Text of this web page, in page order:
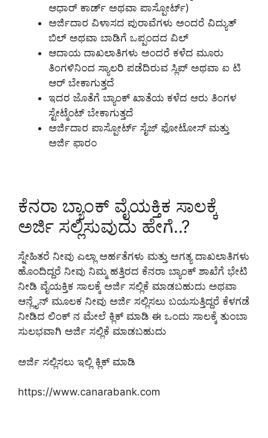
ಆಧಾರ್ ಕಾರ್ಡ್ ಅಥವಾ ಪಾಸ್ಪೋರ್ಟ್)
ಅರ್ಜಿದಾರ ವಿಳಾಸದ ಪುರಾವೆಗಳು ಅಂದರೆ ವಿದ್ಯುತ್
ಬಿಲ್ ಅಥವಾ ಬಾಡಿಗೆ ಒಪ್ಪಂದದ ವಿಲ್
ಆದಾಯ ದಾಖಲಾತಿಗಳು ಅಂದರೆ ಕಳೆದ ಮೂರು
ತಿಂಗಳಿನಿಂದ ಸ್ಯಾಲರಿ ಪಡೆದಿರುವ ಸ್ಲಿಪ್ ಅಥವಾ ಐ ಟಿ
ಆರ್ ಬೇಕಾಗುತ್ತದೆ
ಇದರ ಜೊತೆಗೆ ಬ್ಯಾಂಕ್ ಖಾತೆಯ ಕಳೆದ ಆರು ತಿಂಗಳ
ಸ್ಟೇಟ್ಮೆಂಟ್ ಬೇಕಾಗುತ್ತದೆ
ಅರ್ಜಿದಾರ ಪಾಸ್ಪೋರ್ಟ್ ಸೈಜ್ ಫೋಟೋಸ್ ಮತ್ತು
ಅರ್ಜಿ ಫಾರಂ
ಕೆನರಾ ಬ್ಯಾಂಕ್ ವೈಯಕ್ತಿಕ ಸಾಲಕ್ಕೆ
ಅರ್ಜಿ ಸಲ್ಲಿಸುವುದು ಹೇಗೆ..?
ಸ್ನೇಹಿತರೆ ನೀವು ಎಲ್ಲಾ ಅರ್ಹತೆಗಳು ಮತ್ತು ಅಗತ್ಯ ದಾಖಲಾತಿಗಳು
ಹೊಂದಿದ್ದರೆ ನೀವು ನಿಮ್ಮ ಹತ್ತಿರದ ಕೆನರಾ ಬ್ಯಾಂಕ್ ಶಾಖೆಗೆ ಭೇಟಿ
ನೀಡಿ ವೈಯಕ್ತಿಕ ಸಾಲಕ್ಕೆ ಅರ್ಜಿ ಸಲ್ಲಿಕೆ ಮಾಡಬಹುದು ಅಥವಾ
ಆನ್ಲೈನ್ ಮೂಲಕ ನೀವು ಅರ್ಜಿ ಸಲ್ಲಿಸಲು ಬಯಸುತ್ತಿದ್ದರೆ ಕೆಳಗಡೆ
ನೀಡಿದ ಲಿಂಕ್ ನ ಮೇಲೆ ಕ್ಲಿಕ್ ಮಾಡಿ ಈ ಒಂದು ಸಾಲಕ್ಕೆ ತುಂಬಾ
ಸುಲಭವಾಗಿ ಅರ್ಜಿ ಸಲ್ಲಿಕೆ ಮಾಡಬಹುದು
ಅರ್ಜಿ ಸಲ್ಲಿಸಲು ಇಲ್ಲಿ ಕ್ಲಿಕ್ ಮಾಡಿ
https://www.canarabank.com